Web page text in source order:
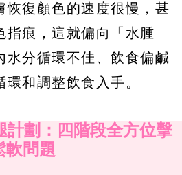
恢復顏色的速度很慢，甚
指痕，這就偏向「水腫
水分循環不佳、飲食偏鹹
和調整飲食入手。
計劃：四階段全方位擊
軟問題